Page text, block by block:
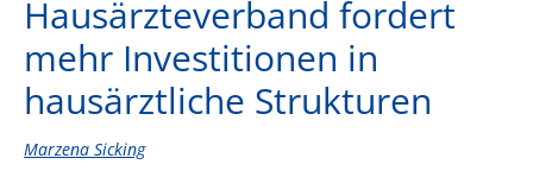
Hausärzteverband fordert
mehr Investitionen in
hausärztliche Strukturen
Marzena Sicking